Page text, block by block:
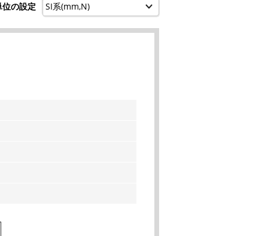
位の設定